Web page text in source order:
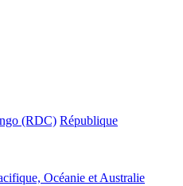
(RDC) République
Océanie et Australie